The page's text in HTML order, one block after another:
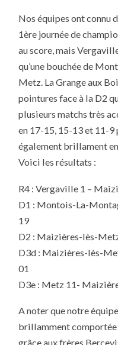
Nos équipes ont connu
1ère journée de
au score, mais
qu’une bouchée de
Metz. La Grange aux
pointures face à la D2
plusieurs matchs très
en 17-15, 15-13 et 11-9
également brillament
Voici les résultats :
R4 : Vergaville 1 –
D1 : Montois-La-
19
D2 : Maizières-lès-
D3d : Maizières-lès-
01
D3e : Metz 11-
A noter que notre équipe
brillamment
grâce aux frères